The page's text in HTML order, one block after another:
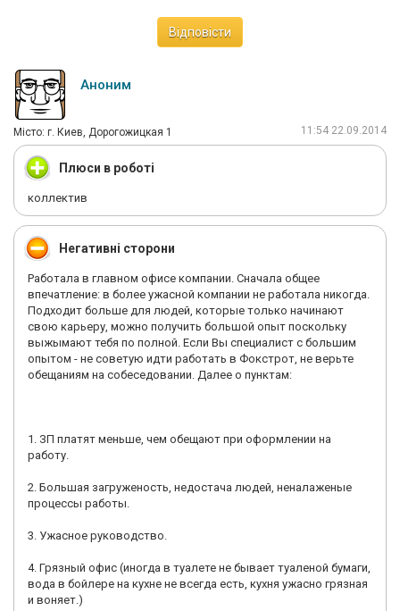
технический вопрос. В общем, человек-технарь. Так было до
определенного момента. Что я вижу сейчас, так это
нужны в сетях электроники, а it-мастерами становятся те, кто
много продает, причем, как правило, довольно недалекие в
техническом плане, без знания даже основ. В общем желание
наживы перевешивает над авторитетом компании в глазах
потенциальных клиентов. Настоящие it-мастера остаются не у
дел.
действительности. Печалька...
Відповісти
Аноним
Мiсто: г. Киев, Дорогожицкая 1 11:54 22.09.2014
Плюси в роботі
коллектив
Негативні сторони
Работала в главном офисе компании. Сначала общее
впечатление: в более ужасной компании не работала никогда.
Подходит больше для людей, которые только начинают
свою карьеру, можно получить большой опыт поскольку
выжымают тебя по полной. Если Вы специалист с большим
опытом - не советую идти работать в Фокстрот, не верьте
обещаниям на собеседовании. Далее о пунктам:
1. ЗП платят меньше, чем обещают при оформлении на
работу.
2. Большая загруженость, недостача людей, неналаженые
процессы работы.
3. Ужасное руководство.
4. Грязный офис (иногда в туалете не бывает туаленой бумаги,
вода в бойлере на кухне не всегда есть, кухня ужасно грязная
и воняет.)